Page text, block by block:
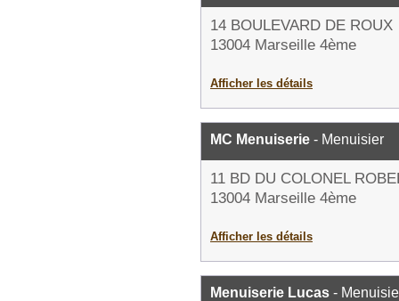
14 BOULEVARD DE ROUX
13004 Marseille 4ème
Afficher les détails
MC Menuiserie - Menuisier
11 BD DU COLONEL
13004 Marseille 4ème
Afficher les détails
Menuiserie Lucas -